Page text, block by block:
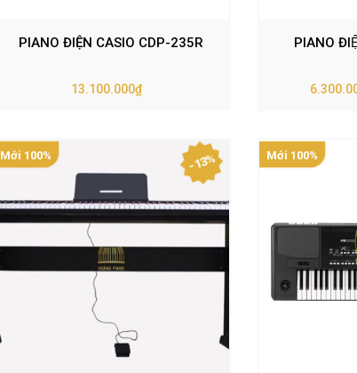
PIANO ĐIỆN CASIO CDP-235R
13.100.000₫
PIANO
- 13%
Mới 100% Mới 100%